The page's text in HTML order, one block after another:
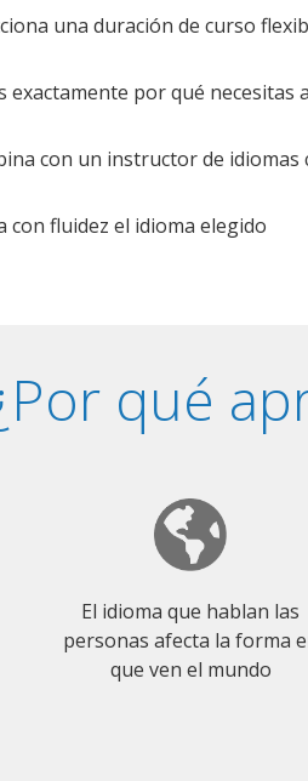
una duración de curso
exactamente por qué necesitas
con un instructor de idiomas
con fluidez el idioma elegido
qué
El idioma que hablan las
personas afecta la forma
que ven el mundo